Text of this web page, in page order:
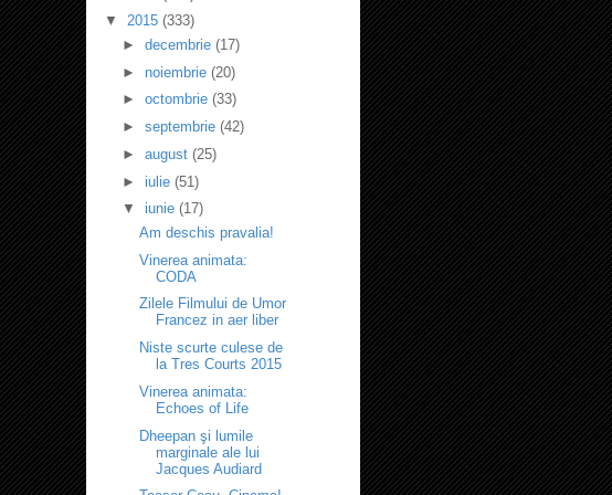
▼ 2015 (333)
► decembrie (17)
► noiembrie (20)
► octombrie (33)
► septembrie (42)
► august (25)
► iulie (51)
▼ iunie (17)
Am deschis pravalia!
Vinerea animata:
CODA
Zilele Filmului de Umor
Francez in aer liber
Niste scurte culese de
la Tres Courts 2015
Vinerea animata:
Echoes of Life
Dheepan şi lumile
marginale ale lui
Jacques Audiard